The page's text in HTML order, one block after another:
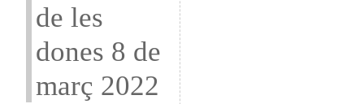
de les
dones 8 de
març 2022